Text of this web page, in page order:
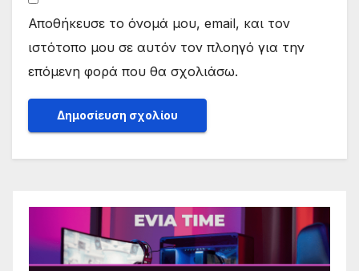
Αποθήκευσε το όνομά μου, email, και τον
ιστότοπο μου σε αυτόν τον πλοηγό για την
επόμενη φορά που θα σχολιάσω.